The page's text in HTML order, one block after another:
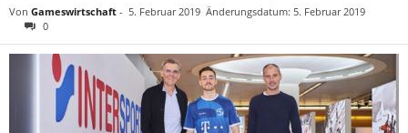
Von Gameswirtschaft - 5. Februar 2019 Änderungsdatum: 5. Februar 2019
0